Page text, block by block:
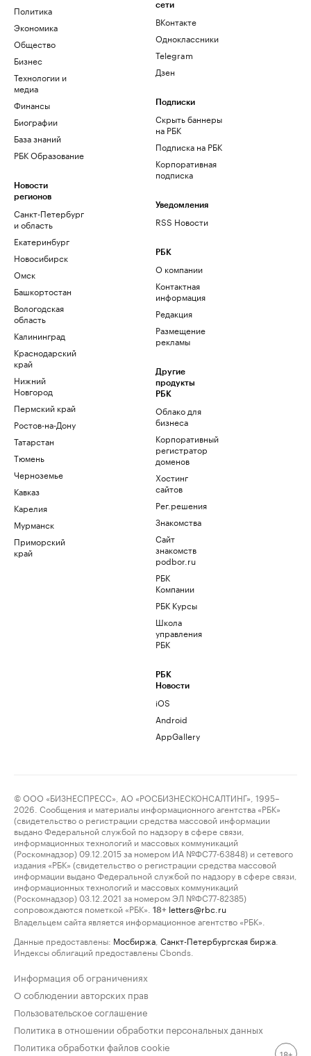
Политика
Экономика
Общество
Бизнес
Технологии и
медиа
Финансы
Биографии
База знаний
РБК Образование
Новости
регионов
Санкт-Петербург
и область
Екатеринбург
Новосибирск
Омск
Башкортостан
Вологодская
область
Калининград
Краснодарский
край
Нижний
Новгород
Пермский край
Ростов-на-Дону
Татарстан
Тюмень
Черноземье
Кавказ
Карелия
Мурманск
Приморский
край
сети
ВКонтакте
Одноклассники
Telegram
Дзен
Подписки
Скрыть баннеры
на РБК
Подписка на РБК
Корпоративная
подписка
Уведомления
RSS Новости
РБК
О компании
Контактная
информация
Редакция
Размещение
рекламы
Другие
продукты
РБК
Облако для
бизнеса
Корпоративный
регистратор
доменов
Хостинг
сайтов
Рег.решения
Знакомства
Сайт
знакомств
podbor.ru
РБК
Компании
РБК Курсы
Школа
управления
РБК
РБК
Новости
iOS
Android
AppGallery
© ООО «БИЗНЕСПРЕСС», АО «РОСБИЗНЕСКОНСАЛТИНГ», 1995–
2026. Сообщения и материалы информационного агентства «РБК»
(свидетельство о регистрации средства массовой информации
выдано Федеральной службой по надзору в сфере связи,
информационных технологий и массовых коммуникаций
(Роскомнадзор) 09.12.2015 за номером ИА №ФС77-63848) и сетевого
издания «РБК» (свидетельство о регистрации средства массовой
информации выдано Федеральной службой по надзору в сфере связи,
информационных технологий и массовых коммуникаций
(Роскомнадзор) 03.12.2021 за номером ЭЛ №ФС77-82385)
сопровождаются пометкой «РБК».
18+ letters@rbc.ru
Владельцем сайта является информационное агентство «РБК».
Данные предоставлены: Мосбиржа Санкт-Петербургская биржа
Индексы облигаций предоставлены Cbonds.
Информация об ограничениях
О соблюдении авторских прав
Пользовательское соглашение
Политика в отношении обработки персональных данных
Политика обработки файлов cookie